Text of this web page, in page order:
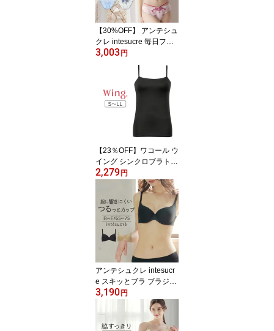
【30%OFF】 アンテシュ
クレ intesucre 毎日フィ
ットブラ すっきり脇高タ
イプ ブラセット くっき
り谷間メイク BCDEFカ
ップ アンダー60/65/70/7
5cm IBT387S
3,003 円
【23％OFF】ワコール ウ
イング シンクロブラトッ
プ 吸汗速乾 ブラトップ
カップ付きインナー 環境
配慮 S/M/L/LL ET1052
2,279 円
アンテシュクレ intesucr
e スキッとブラ ブラジャ
ー単品 モールド加工 Tシ
ャツブラ BCDEカップ ア
ンダー65/70/75cm TBT0
03
3,190 円